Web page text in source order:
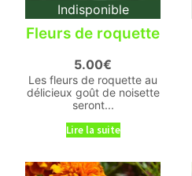
Indisponible
Fleurs de roquette
5.00€
Les fleurs de roquette au
délicieux goût de noisette
seront...
Lire la suite